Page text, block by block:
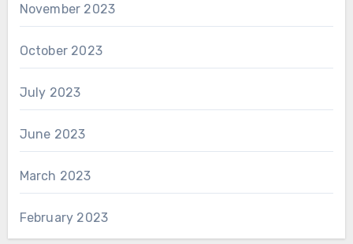
November 2023
October 2023
July 2023
June 2023
March 2023
February 2023